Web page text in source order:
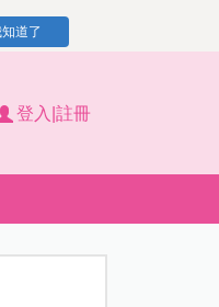
道了
登入|註冊